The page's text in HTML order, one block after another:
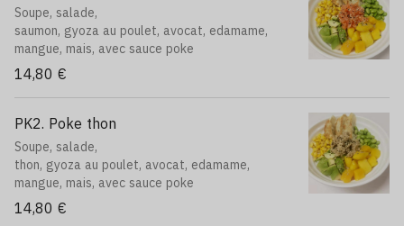
31. Frit roll thon cuit 6pcs,
32. California saumon fromage 6pcs,
33. Brochettes thon 2pcs,
34. Sushi crevettes 2pcs,
41. Temaki saumon 1pc,
42. Roll cheese 6pcs,
43. California royale 6pcs,
44. Edamame,
45. Salade d'algue,
46. Maquereau et poulpe,
Soupe, salade,
saumon, gyoza au poulet, avocat, edamame,
mangue, mais, avec sauce poke
14,80 €
PK2. Poke thon
Soupe, salade,
thon, gyoza au poulet, avocat, edamame,
mangue, mais, avec sauce poke
14,80 €